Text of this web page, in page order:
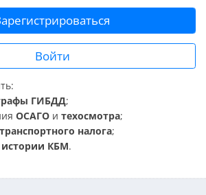
Войти
ГИБДД;
ОСАГО и техосмотра;
транспортного налога;
истории КБМ.